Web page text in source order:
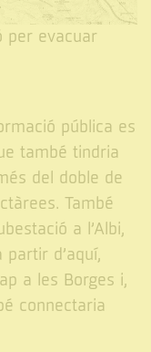
per evacuar
pública es
també tindria
del doble de
També
a l’Albi,
d’aquí,
a les Borges i,
connectaria